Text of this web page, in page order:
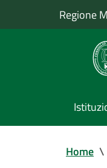
Regione
Home \